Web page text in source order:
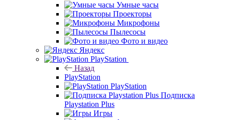
Умные часы
Проекторы
Микрофоны
Пылесосы
Фото и видео
Яндекс
PlayStation
Назад
PlayStation
PlayStation
Подписка
Playstation Plus
Игры